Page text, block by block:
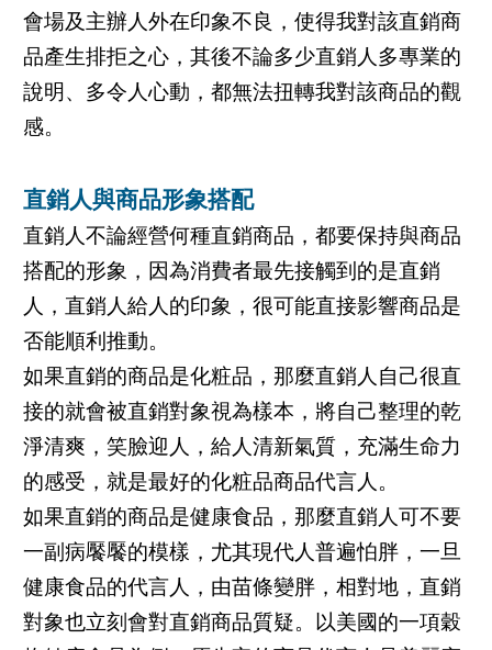
會場及主辦人外在印象不良，使得我對該直銷商
品產生排拒之心，其後不論多少直銷人多專業的
說明、多令人心動，都無法扭轉我對該商品的觀
感。
直銷人與商品形象搭配
直銷人不論經營何種直銷商品，都要保持與商品
搭配的形象，因為消費者最先接觸到的是直銷
人，直銷人給人的印象，很可能直接影響商品是
否能順利推動。
如果直銷的商品是化粧品，那麼直銷人自己很直
接的就會被直銷對象視為樣本，將自己整理的乾
淨清爽，笑臉迎人，給人清新氣質，充滿生命力
的感受，就是最好的化粧品商品代言人。
如果直銷的商品是健康食品，那麼直銷人可不要
一副病饜饜的模樣，尤其現代人普遍怕胖，一旦
健康食品的代言人，由苗條變胖，相對地，直銷
對象也立刻會對直銷商品質疑。以美國的一項穀